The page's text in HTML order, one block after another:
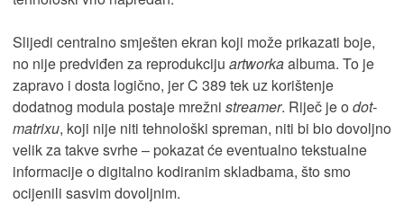
Slijedi centralno smješten ekran koji može prikazati boje,
no nije predviđen za reprodukciju artworkaalbuma. To je
zapravo i dosta logično, jer C 389 tek uz korištenje
dodatnog modula postaje mrežni streamer. Riječ je o dot-
matrixu, koji nije niti tehnološki spreman, niti bi bio dovoljno
velik za takve svrhe – pokazat će eventualno tekstualne
informacije o digitalno kodiranim skladbama, što smo
ocijenili sasvim dovoljnim.